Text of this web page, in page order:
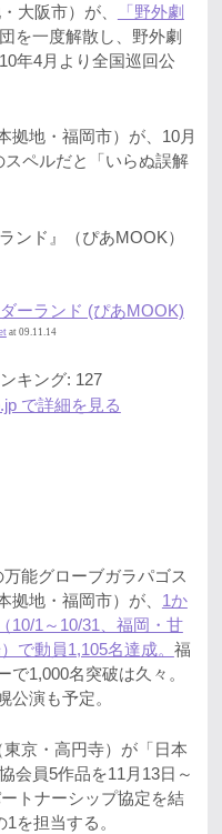
大阪市）が、
「野外劇
を一度解散し、野外劇
年4月より全国巡回公
拠地・福岡市）が、10月
スペルだと「いらぬ誤解
ンド』（ぴあMOOK）
ーランド (ぴあMOOK)
at 09.11.14
キング: 127
で詳細を見る
能グローブガラパゴス
拠地・福岡市）が、 1か
10/1～10/31、福岡・甘
で動員1,105名達成。 福
で1,000名突破は久々。
公演も予定。
東京・高円寺）が「日本
会員5作品を11月13日～
トナーシップ協定を結
を担当する。